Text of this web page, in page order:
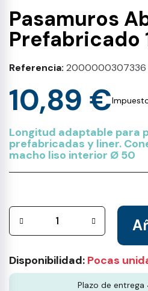
Pasamuros
Prefabricado
Referencia 2000000307336
10,89 €
Longitud adaptable para
prefabricadas y liner.
macho liso interior Ø 50
Disponibilidad: Pocas
Plazo de